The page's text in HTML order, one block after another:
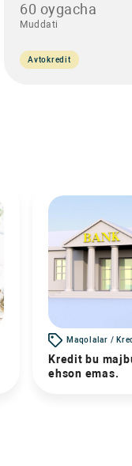
60 oygacha
Muddati
Avtokredit
Maqolalar /
Kredit bu
ehson emas.